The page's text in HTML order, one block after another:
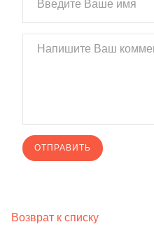
Возврат к списку